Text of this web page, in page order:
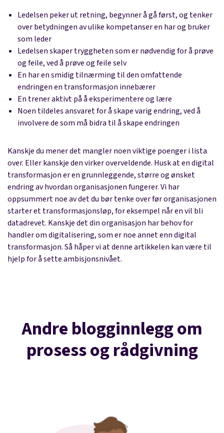
Ledelsen peker ut retning, begynner å gå først, og tenker
over betydningen av ulike kompetanser en har og bruker
som leder
Ledelsen skaper tryggheten som er nødvendig for å prøve
og feile, ved å prøve og feile selv
En har en smidig tilnærming til den omfattende
endringen en transformasjon innebærer
En trener aktivt på å eksperimentere og lære
Noen tildeles ansvaret for å skape varig endring, ved å
involvere de som må bidra til å skape endringen
Kanskje du mener det mangler noen viktige poenger i lista
over. Eller kanskje den virker overveldende. Husk at en digital
transformasjon er en grunnleggende, større og ønsket
endring av hvordan organisasjonen fungerer. Vi har
oppsummert noe av det du bør tenke over før organisasjonen
starter et transformasjonsløp, for eksempel når en vil bli
datadrevet. Kanskje det din organisasjon har behov for
handler omdigitalisering, som er noe annet enn digital
transformasjon. Så håper vi at denne artikkelen kan være til
hjelp for å sette ambisjonsnivået.
Andre blogginnlegg om
prosess og rådgivning